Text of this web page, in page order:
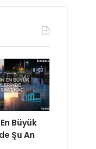
Büyük
Şu An